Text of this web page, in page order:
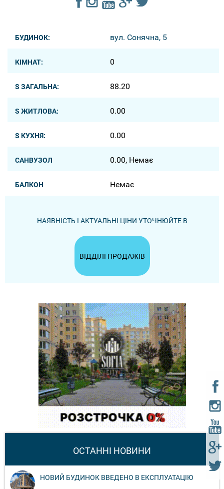
БУДИНОК: вул. Сонячна, 5
КІМНАТ: 0
S ЗАГАЛЬНА: 88.20
S ЖИТЛОВА: 0.00
S КУХНЯ: 0.00
САНВУЗОЛ 0.00, Немає
БАЛКОН Немає
НАЯВНІСТЬ І АКТУАЛЬНІ ЦІНИ УТОЧНЮЙТЕ В
ВІДДІЛІ ПРОДАЖІВ
ОСТАННІ НОВИНИ
НОВИЙ БУДИНОК ВВЕДЕНО В ЕКСПЛУАТАЦІЮ